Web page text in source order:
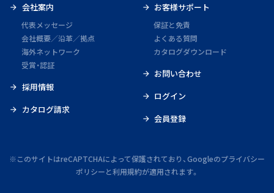
会社案内
代表メッセージ
会社概要／沿革／拠点
海外ネットワーク
受賞・認証
採用情報
カタログ請求
お客様サポート
保証と免責
よくある質問
カタログダウンロード
お問い合わせ
ログイン
会員登録
※このサイトはreCAPTCHAによって保護されており、Googleのプライバシー
ポリシーと利用規約が適用されます。